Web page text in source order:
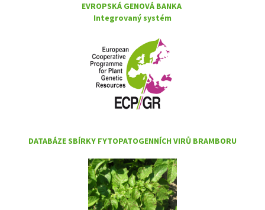
EVROPSKÁ GENOVÁ BANKA
Integrovaný systém
DATABÁZE SBÍRKY FYTOPATOGENNÍCH VIRŮ BRAMBORU